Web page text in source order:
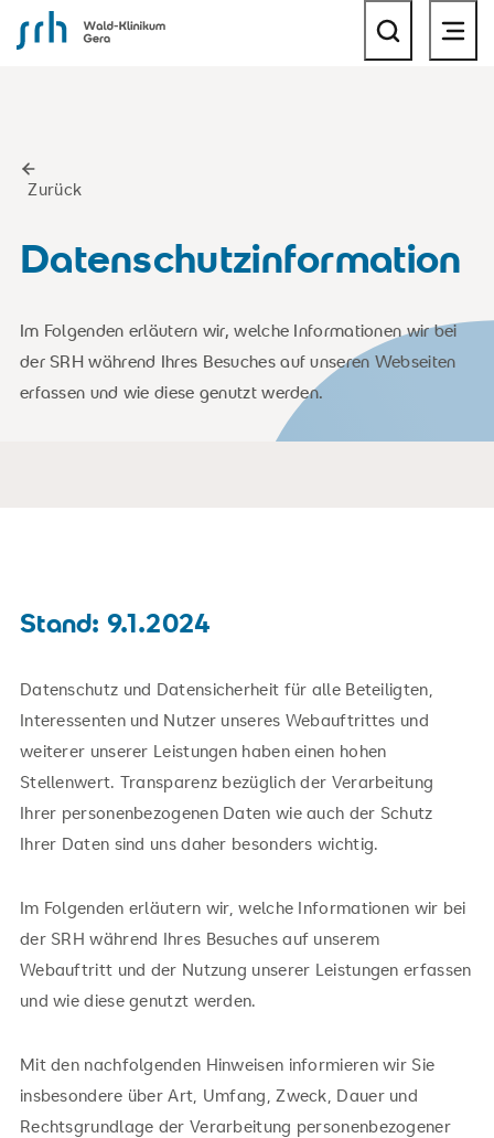
SRH Wald-Klinikum Gera
Zurück
Datenschutzinformation
Im Folgenden erläutern wir, welche Informationen wir bei
der SRH während Ihres Besuches auf unseren Webseiten
erfassen und wie diese genutzt werden.
Stand: 9.1.2024
Datenschutz und Datensicherheit für alle Beteiligten,
Interessenten und Nutzer unseres Webauftrittes und
weiterer unserer Leistungen haben einen hohen
Stellenwert. Transparenz bezüglich der Verarbeitung
Ihrer personenbezogenen Daten wie auch der Schutz
Ihrer Daten sind uns daher besonders wichtig.
Im Folgenden erläutern wir, welche Informationen wir bei
der SRH während Ihres Besuches auf unserem
Webauftritt und der Nutzung unserer Leistungen erfassen
und wie diese genutzt werden.
Mit den nachfolgenden Hinweisen informieren wir Sie
insbesondere über Art, Umfang, Zweck, Dauer und
Rechtsgrundlage der Verarbeitung personenbezogener